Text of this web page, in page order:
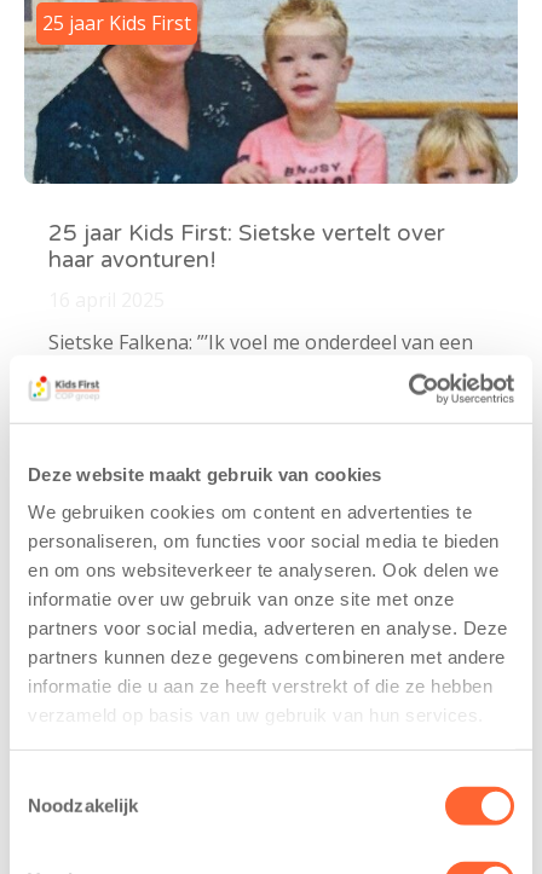
Deze website maakt gebruik van cookies
We gebruiken cookies om content en advertenties te
personaliseren, om functies voor social media te bieden
en om ons websiteverkeer te analyseren. Ook delen we
informatie over uw gebruik van onze site met onze
partners voor social media, adverteren en analyse. Deze
partners kunnen deze gegevens combineren met andere
informatie die u aan ze heeft verstrekt of die ze hebben
verzameld op basis van uw gebruik van hun services.
Noodzakelijk
25 jaar Kids First
25 jaar Kids First: Sietske vertelt over
haar avonturen!
Sietske Falkena: ”’Ik voel me onderdeel van een
groter geheel – samen vormen we een team, en
die verbondenheid maakt het werk extra
waardevol.” Kids…
25 jaar Kids First
25 jaar Kids First: Fenny vertelt over
Fenny Kanning: ‘’Kids First geeft me een heel
warm familiegevoel’’ Kids First viert dit jaar haar